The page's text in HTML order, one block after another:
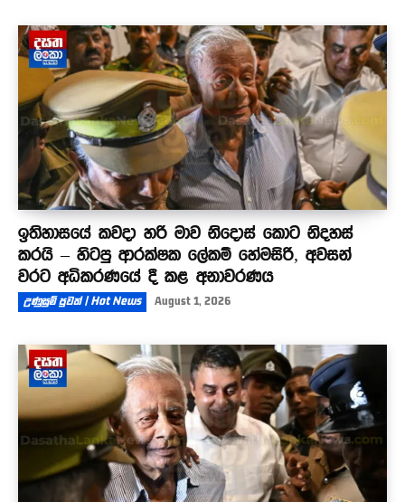
ඉතිහාසයේ කවදා හරි මාව නිදොස් කොට නිදහස්
කරයි – හිටපු ආරක්ෂක ලේකම් හේමසිරි, අවසන්
වරට අධිකරණයේ දී කළ අනාවරණය
උණුසුම් පුවත් | Hot News August 1, 2026